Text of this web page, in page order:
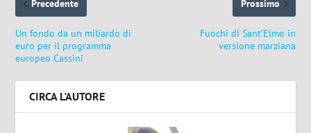
Precedente
Un fondo da un miliardo di
euro per il programma
europeo Cassini
Prossimo
Fuochi di Sant’Elmo in
versione marziana
CIRCA L'AUTORE